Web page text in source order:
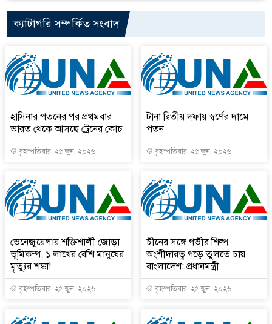
ক্যাটাগরি সম্পর্কিত সংবাদ
হাসিনার পতনের পর প্রথমবার
ভারত থেকে আসছে ট্রেনের কোচ
বৃহস্পতিবার, ২৫ জুন, ২০২৬
টানা দ্বিতীয় দফায় স্বর্ণের দামে
পতন
বৃহস্পতিবার, ২৫ জুন, ২০২৬
ভেনেজুয়েলায় শক্তিশালী জোড়া
ভূমিকম্প, ১ লাখের বেশি মানুষের
মৃত্যুর শঙ্কা!
বৃহস্পতিবার, ২৫ জুন, ২০২৬
চীনের সঙ্গে গভীর শিল্প
অংশীদারত্ব গড়ে তুলতে চায়
বাংলাদেশ: প্রধানমন্ত্রী
বৃহস্পতিবার, ২৫ জুন, ২০২৬